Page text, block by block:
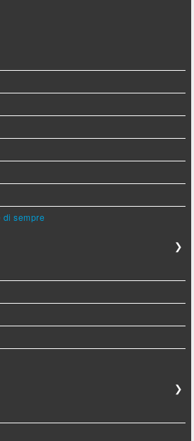
sempre
❯
❯